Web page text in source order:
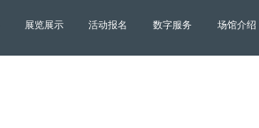
展览展示 活动报名 数字服务 场馆介绍